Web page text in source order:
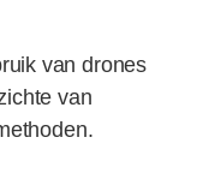
van drones
van